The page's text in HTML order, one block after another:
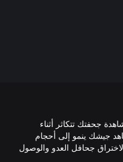
جحفتك تتكاثر أثناء
جيشك ينمو إلى أحجام
لاختراق جحافل العدو والوصول